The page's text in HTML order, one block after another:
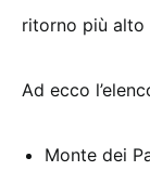
ritorno più alto
Ad ecco
Monte dei